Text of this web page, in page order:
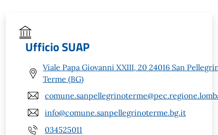
Ufficio SUAP
Viale Papa Giovanni XXIII, 20 24016 San
Terme (BG)
info@comune.sanpellegrinoterme.bg.it
034525011